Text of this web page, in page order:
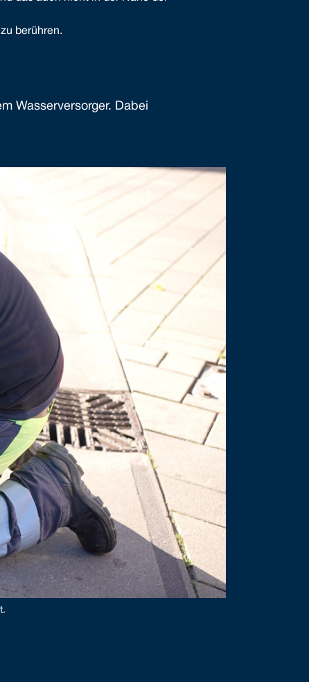
berühren.
Wasserversorger. Dabei